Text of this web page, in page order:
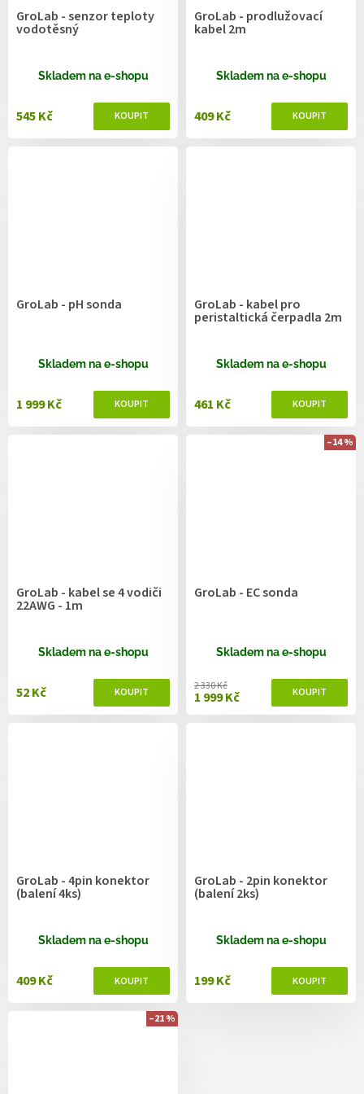
GroLab - senzor teploty
vodotěsný
Skladem na e-shopu
545 Kč
GroLab - prodlužovací
kabel 2m
Skladem na e-shopu
409 Kč
GroLab - pH sonda
Skladem na e-shopu
1 999 Kč
GroLab - kabel pro
peristaltická čerpadla 2m
Skladem na e-shopu
461 Kč
GroLab - kabel se 4 vodiči
22AWG - 1m
Skladem na e-shopu
52 Kč
–14 %
GroLab - EC sonda
Skladem na e-shopu
1 999 Kč
2 330 Kč
GroLab - 4pin konektor
(balení 4ks)
Skladem na e-shopu
409 Kč
GroLab - 2pin konektor
(balení 2ks)
Skladem na e-shopu
199 Kč
–21 %